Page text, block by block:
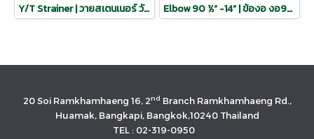
Y/T Strainer | วายสเตนเนอร์ วัสดุ UPVC CPVC Elbow 90 ½” -14” | ข้องอ งอ90 ข้องอฉาก ฟิตติ้ง
20 Soi Ramkhamhaeng 16, 2nd Branch Ramkhamhaeng Rd.,
Huamak, Bangkapi, Bangkok,10240 Thailand
TEL : 02-319-0950